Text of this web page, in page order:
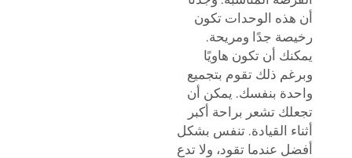
أن هذه الوحدات تكون
رخيصة جدًا ومريحة.
يمكنك أن تكون هاويًا
وبرغم ذلك تقوم بتجميع
واحدة بنفسك. يمكن أن
تجعلك تشعر براحة أكبر
أثناء القيادة. تنفس بشكل
أفضل عندما تقود، ولا تدع